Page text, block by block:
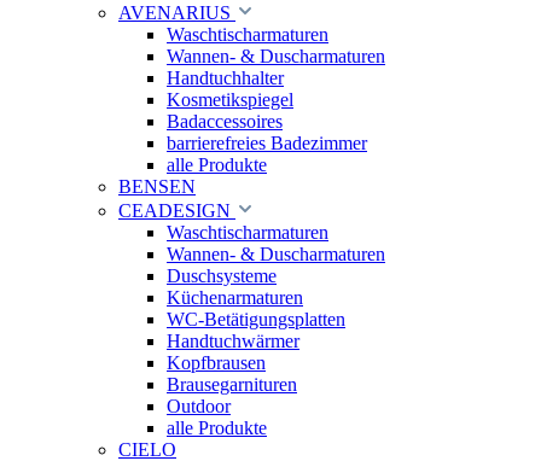
AVENARIUS
Waschtischarmaturen
Wannen- & Duscharmaturen
Handtuchhalter
Kosmetikspiegel
Badaccessoires
barrierefreies Badezimmer
alle Produkte
BENSEN
CEADESIGN
Waschtischarmaturen
Wannen- & Duscharmaturen
Duschsysteme
Küchenarmaturen
WC-Betätigungsplatten
Handtuchwärmer
Kopfbrausen
Brausegarnituren
Outdoor
alle Produkte
CIELO